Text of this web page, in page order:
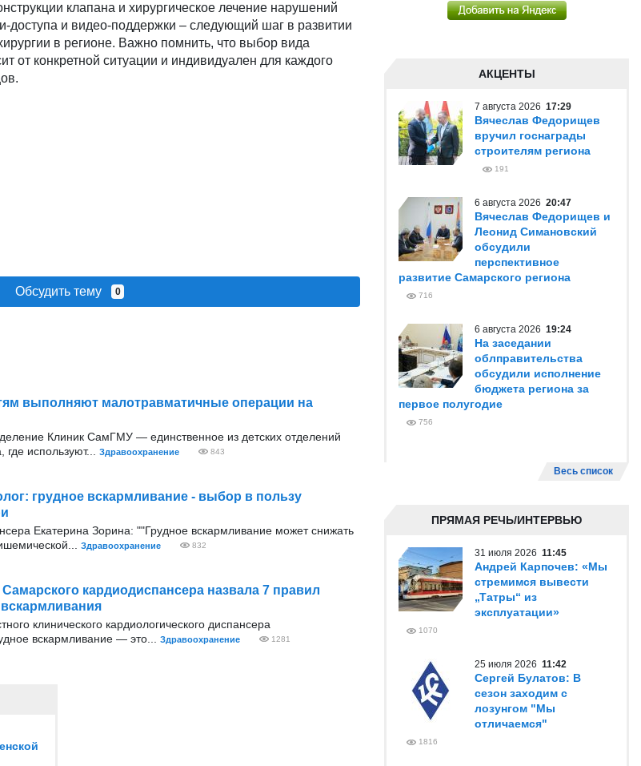
клапана и хирургическое лечение нарушений
доступа и видео-поддержки – следующий шаг в развитии
в регионе. Важно помнить, что выбор вида
от конкретной ситуации и индивидуален для каждого
Обсудить тему 0
выполняют малотравматичные операции на
Клиник СамГМУ — единственное из детских отделений
используют...
Здравоохранение 843
грудное вскармливание - выбор в пользу
Екатерина Зорина: ""Грудное вскармливание может снижать
Здравоохранение 832
кардиодиспансера назвала 7 правил
клинического кардиологического диспансера
вскармливание — это...
Здравоохранение 1281
АКЦЕНТЫ
7 августа 2026 17:29
Вячеслав Федорищев
вручил госнаграды
строителям региона
191
6 августа 2026 20:47
Вячеслав Федорищев и
Леонид Симановский
обсудили
перспективное
развитие Самарского региона
716
6 августа 2026 19:24
На заседании
облправительства
обсудили исполнение
бюджета региона за
первое полугодие
756
Весь список
ПРЯМАЯ РЕЧЬ/ИНТЕРВЬЮ
31 июля 2026 11:45
Андрей Карпочев: «Мы
стремимся вывести
„Татры“ из
эксплуатации»
1070
25 июля 2026 11:42
Сергей Булатов: В
сезон заходим с
лозунгом "Мы
отличаемся"
1816